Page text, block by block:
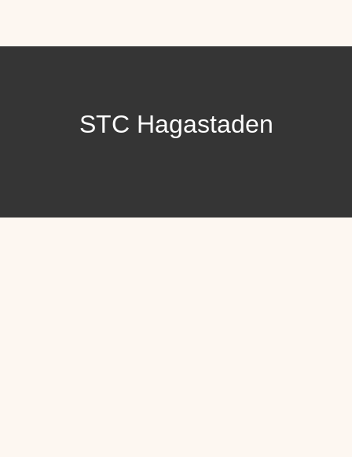
STC Hagastaden